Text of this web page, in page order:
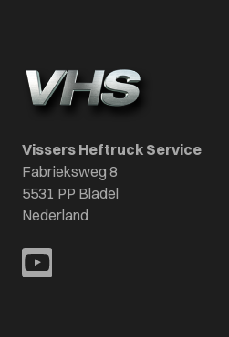
Vissers Heftruck Service
Fabrieksweg 8
5531 PP Bladel
Nederland